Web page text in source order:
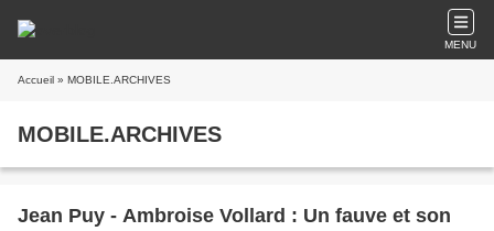
MENU
Accueil » MOBILE.ARCHIVES
MOBILE.ARCHIVES
Jean Puy - Ambroise Vollard : Un fauve et son